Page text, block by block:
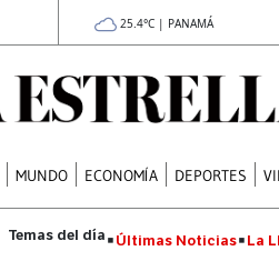
25.4°C | PANAMÁ
MUNDO ECONOMÍA DEPORTES
Últimas Noticias La